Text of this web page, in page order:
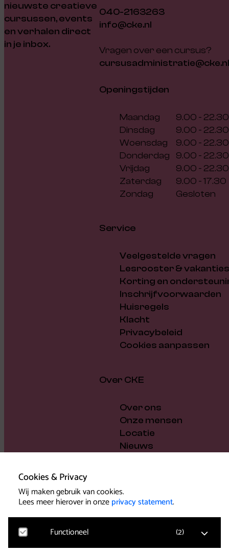
Cookies & Privacy
Wij maken gebruik van cookies.
Lees meer hierover in onzeprivacy statement.
Functioneel (2)
nieuwste creatieve
cursussen, events
en verhalen direct
in je inbox.
040-2163263
info@cke.nl
Vragen over een cursus?
cursusadministratie@cke.nl
Openingstijden
Maandag
9.00 - 22.30
Dinsdag
9.00 - 22.30
Woensdag
9.00 - 22.30
Donderdag
9.00 - 22.30
Vrijdag
9.00 - 22.30
Zaterdag
9.00 - 17.30
Zondag
Gesloten
Service
Veelgestelde vragen
Lesrooster & vakanties
Korting en
Inschrijfvoorwaarden
Huisregels
Klacht
Privacybeleid
Cookies aanpassen
Over CKE
Over ons
Onze mensen
Locatie
Nieuws
Bestuur en beleid
Pers